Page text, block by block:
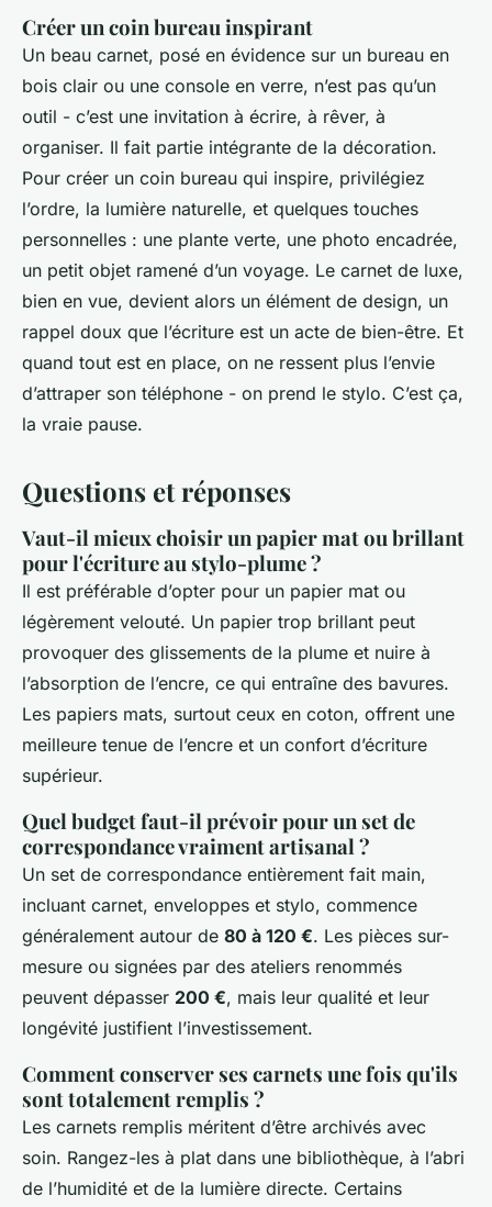
Créer un coin bureau inspirant
Un beau carnet, posé en évidence sur un bureau en
bois clair ou une console en verre, n’est pas qu’un
outil - c’est une invitation à écrire, à rêver, à
organiser. Il fait partie intégrante de la décoration.
Pour créer un coin bureau qui inspire, privilégiez
l’ordre, la lumière naturelle, et quelques touches
personnelles : une plante verte, une photo encadrée,
un petit objet ramené d’un voyage. Le carnet de luxe,
bien en vue, devient alors un élément de design, un
rappel doux que l’écriture est un acte de bien-être. Et
quand tout est en place, on ne ressent plus l’envie
d’attraper son téléphone - on prend le stylo. C’est ça,
la vraie pause.
Questions et réponses
Vaut-il mieux choisir un papier mat ou brillant
pour l'écriture au stylo-plume ?
Il est préférable d’opter pour un papier mat ou
légèrement velouté. Un papier trop brillant peut
provoquer des glissements de la plume et nuire à
l’absorption de l’encre, ce qui entraîne des bavures.
Les papiers mats, surtout ceux en coton, offrent une
meilleure tenue de l’encre et un confort d’écriture
supérieur.
Quel budget faut-il prévoir pour un set de
correspondance vraiment artisanal ?
Un set de correspondance entièrement fait main,
incluant carnet, enveloppes et stylo, commence
généralement autour de 80 à 120 €. Les pièces sur-
mesure ou signées par des ateliers renommés
peuvent dépasser 200 €, mais leur qualité et leur
longévité justifient l’investissement.
Comment conserver ses carnets une fois qu'ils
sont totalement remplis ?
Les carnets remplis méritent d’être archivés avec
soin. Rangez-les à plat dans une bibliothèque, à l’abri
de l’humidité et de la lumière directe. Certains